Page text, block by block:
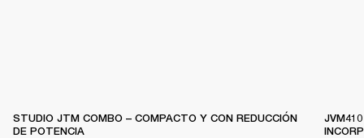
STUDIO JTM COMBO – COMPACTO Y CON REDUCCIÓN
DE POTENCIA